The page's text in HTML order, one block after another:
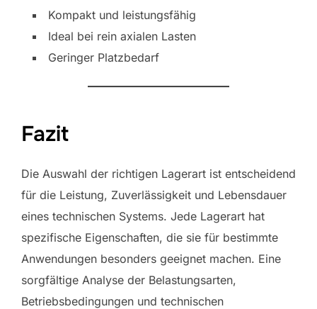
Kompakt und leistungsfähig
Ideal bei rein axialen Lasten
Geringer Platzbedarf
Fazit
Die Auswahl der richtigen Lagerart ist entscheidend
für die Leistung, Zuverlässigkeit und Lebensdauer
eines technischen Systems. Jede Lagerart hat
spezifische Eigenschaften, die sie für bestimmte
Anwendungen besonders geeignet machen. Eine
sorgfältige Analyse der Belastungsarten,
Betriebsbedingungen und technischen